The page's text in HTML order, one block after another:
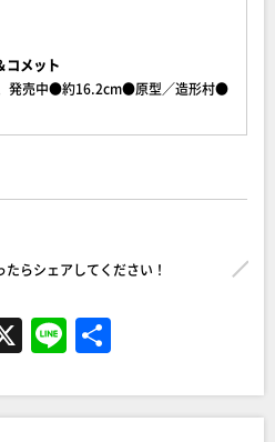
コメット
発売中●約16.2cm●原型／造形村●
らシェアしてください！
X Li
e